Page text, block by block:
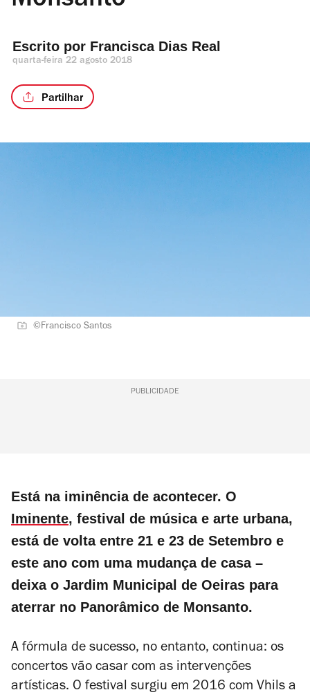
Escrito por Francisca Dias Real
quarta-feira 22 agosto 2018
Partilhar
©Francisco Santos
PUBLICIDADE
Está na iminência de acontecer. O
Iminente, festival de música e arte urbana,
está de volta entre 21 e 23 de Setembro e
este ano com uma mudança de casa –
deixa o Jardim Municipal de Oeiras para
aterrar no Panorâmico de Monsanto.
A fórmula de sucesso, no entanto, continua: os
concertos vão casar com as intervenções
artísticas. O festival surgiu em 2016 com Vhils a